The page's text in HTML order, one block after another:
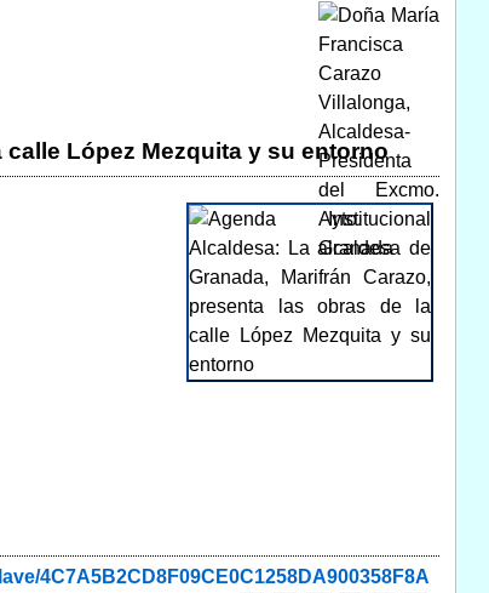
López Mezquita y su entorno
4C7A5B2CD8F09CE0C1258DA900358F8A